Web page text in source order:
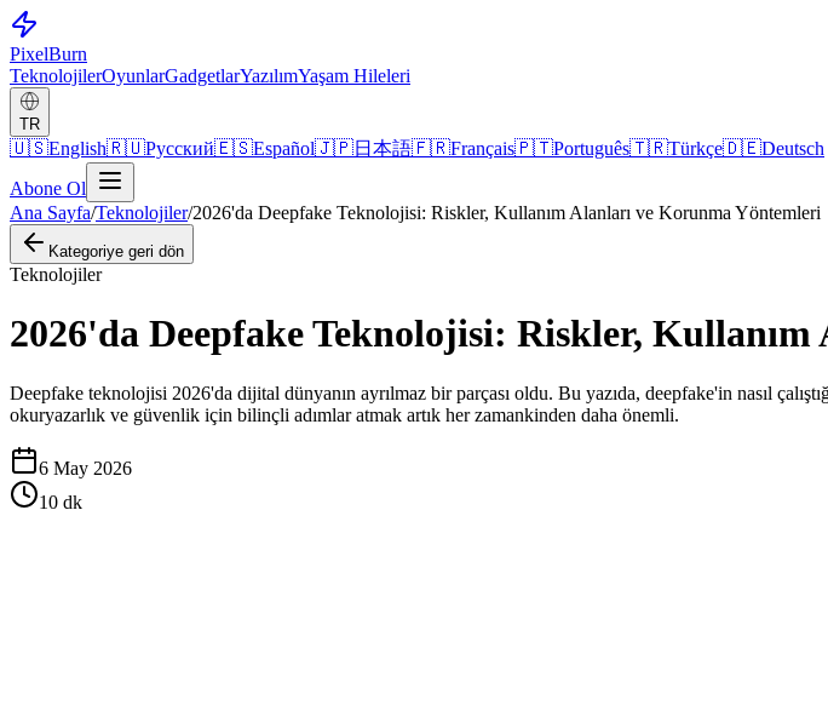
PixelBurn
TeknolojilerOyunlarGadgetlarYazılımYaşam Hileleri
TR
🇺🇸English🇷🇺Русский🇪🇸Español🇯🇵日本語🇫🇷Français🇵🇹Português🇹🇷Türkçe🇩🇪Deutsch
Abone Ol
Ana Sayfa/Teknolojiler/2026'da Deepfake Teknolojisi: Riskler, Kullanım Alanları ve Korunma Yöntemleri
Kategoriye geri dön
Teknolojiler
2026'da Deepfake Teknolojisi: Riskler,
Deepfake teknolojisi 2026'da dijital dünyanın ayrılmaz bir parçası oldu. Bu yazıda, deepfake'in nasıl
okuryazarlık ve güvenlik için bilinçli adımlar atmak artık her zamankinden daha önemli.
6 May 2026
10 dk